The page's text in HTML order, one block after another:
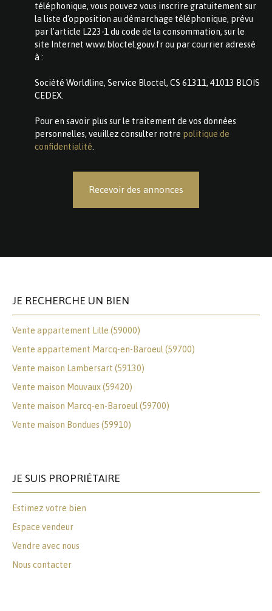
téléphonique, vous pouvez vous inscrire gratuitement sur
la liste d'opposition au démarchage téléphonique, prévu
par l'article L223-1 du code de la consommation, sur le
site Internet www.bloctel.gouv.fr ou par courrier adressé
à :
Société Worldline, Service Bloctel, CS 61311, 41013 BLOIS
CEDEX.
Pour en savoir plus sur le traitement de vos données
personnelles, veuillez consulter notre politique de
confidentialité
Recevoir des annonces
JE RECHERCHE UN BIEN
Vente appartement Lille (59000)
Vente appartement Marcq-en-Baroeul (59700)
Vente maison Lambersart (59130)
Vente maison Mouvaux (59420)
Vente maison Marcq-en-Baroeul (59700)
Vente maison Bondues (59910)
JE SUIS PROPRIÉTAIRE
Estimez votre bien
Espace vendeur
Vendre avec nous
Nous contacter